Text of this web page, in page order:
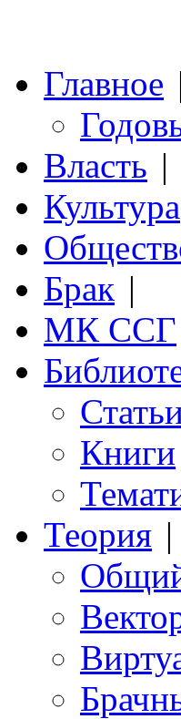
Главное |
Власть |
Культура
Брак |
МК ССГ
Книги
Теория |